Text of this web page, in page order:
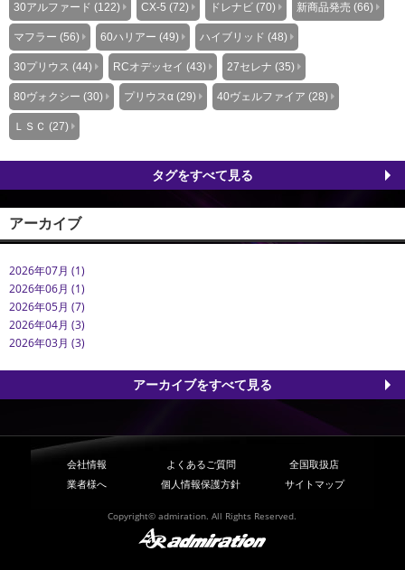
30アルファード (122) CX-5 (72) ドレナビ (70) 新商品発売 (66)
マフラー (56) 60ハリアー (49) ハイブリッド (48)
30プリウス (44) RCオデッセイ (43) 27セレナ (35)
80ヴォクシー (30) プリウスα (29) 40ヴェルファイア (28)
ＬＳＣ (27)
タグをすべて見る
アーカイブ
2026年07月 (1)
2026年06月 (1)
2026年05月 (7)
2026年04月 (3)
2026年03月 (3)
アーカイブをすべて見る
会社情報 よくあるご質問
全国取扱店
業者様へ
個人情報保護方針 サイトマップ
Copyright© admiration. All Rights Reserved.